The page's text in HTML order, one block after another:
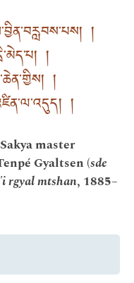
།
།
།
།
master
Gyaltsen (sde
rgyal mtshan, 1885–